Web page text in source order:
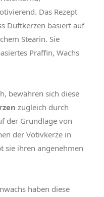
Das Rezept
Duftkerzen basiert auf
Stearin. Sie
Praffin, Wachs
bewähren sich diese
zugleich durch
der Grundlage von
der Votivkerze in
sie ihren angenehmen
haben diese